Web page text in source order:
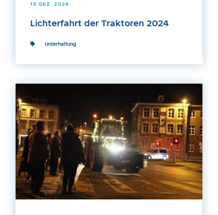
15 DEZ. 2024
Lichterfahrt der Traktoren 2024
Unterhaltung